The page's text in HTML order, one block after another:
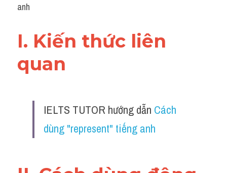
anh
I. Kiến thức liên
quan
IELTS TUTOR hướng dẫn Cách
dùng "represent" tiếng anh